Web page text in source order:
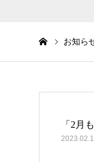
お知ら
「2月